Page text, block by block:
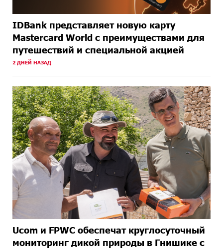
IDBank представляет новую карту
Mastercard World с преимуществами для
путешествий и специальной акцией
2 ДНЕЙ НАЗАД
Ucom и FPWC обеспечат круглосуточный
мониторинг дикой природы в Гнишике с